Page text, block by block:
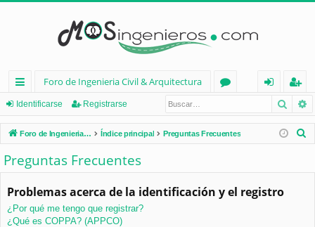
nl
ac
es
rá
pi
d
Foro de Ingenieria Civil & Arquitectura
os
nt
ifi
rs
eg
ist
ra
Identificarse Registrarse
Foro de Ingenieria Civil & Arquitectura Índice principal Preguntas Frecuentes
Preguntas Frecuentes
Problemas acerca de la identificación y el registro
¿Por qué me tengo que registrar?
¿Qué es COPPA? (APPCO)